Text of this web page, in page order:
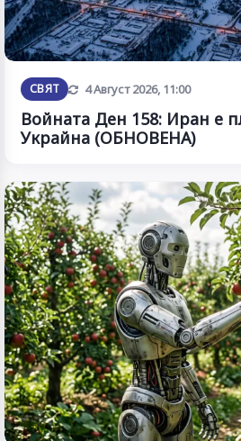
СВЯТ Обновена
4 Август 2026, 11:00
Войната Ден 158: Иран е
Украйна (ОБНОВЕНА)